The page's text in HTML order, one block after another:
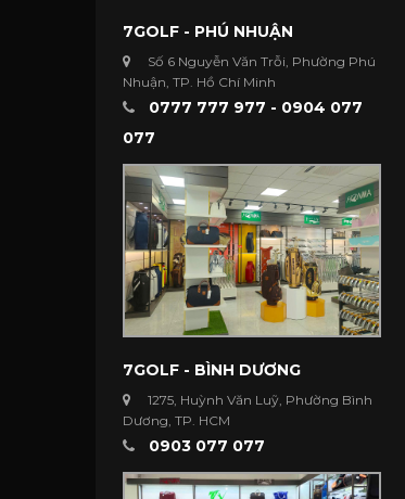
7GOLF - PHÚ NHUẬN
Số 6 Nguyễn Văn Trỗi, Phường Phú
Nhuận, TP. Hồ Chí Minh
0777 777 977 - 0904 077
077
7GOLF - BÌNH DƯƠNG
1275, Huỳnh Văn Luỹ, Phường Bình
Dương, TP. HCM
0903 077 077